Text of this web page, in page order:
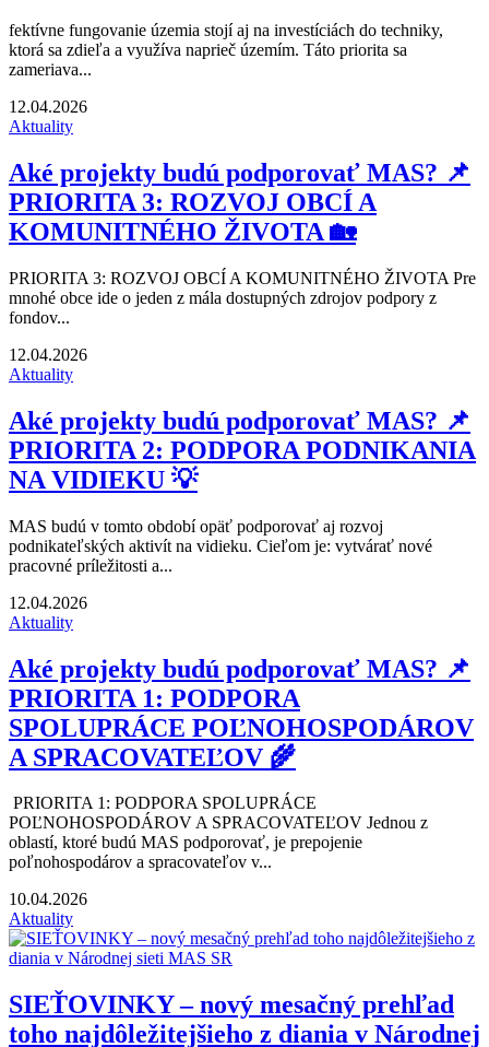
fektívne fungovanie územia stojí aj na investíciách do techniky,
ktorá sa zdieľa a využíva naprieč územím. Táto priorita sa
zameriava...
12.04.2026
Aktuality
Aké projekty budú podporovať MAS? 📌
PRIORITA 3: ROZVOJ OBCÍ A
KOMUNITNÉHO ŽIVOTA 🏡
PRIORITA 3: ROZVOJ OBCÍ A KOMUNITNÉHO ŽIVOTA Pre
mnohé obce ide o jeden z mála dostupných zdrojov podpory z
fondov...
12.04.2026
Aktuality
Aké projekty budú podporovať MAS? 📌
PRIORITA 2: PODPORA PODNIKANIA
NA VIDIEKU 💡
MAS budú v tomto období opäť podporovať aj rozvoj
podnikateľských aktivít na vidieku. Cieľom je: vytvárať nové
pracovné príležitosti a...
12.04.2026
Aktuality
Aké projekty budú podporovať MAS? 📌
PRIORITA 1: PODPORA
SPOLUPRÁCE POĽNOHOSPODÁROV
A SPRACOVATEĽOV 🌾
PRIORITA 1: PODPORA SPOLUPRÁCE
POĽNOHOSPODÁROV A SPRACOVATEĽOV Jednou z
oblastí, ktoré budú MAS podporovať, je prepojenie
poľnohospodárov a spracovateľov v...
10.04.2026
Aktuality
SIEŤOVINKY – nový mesačný prehľad
toho najdôležitejšieho z diania v Národnej